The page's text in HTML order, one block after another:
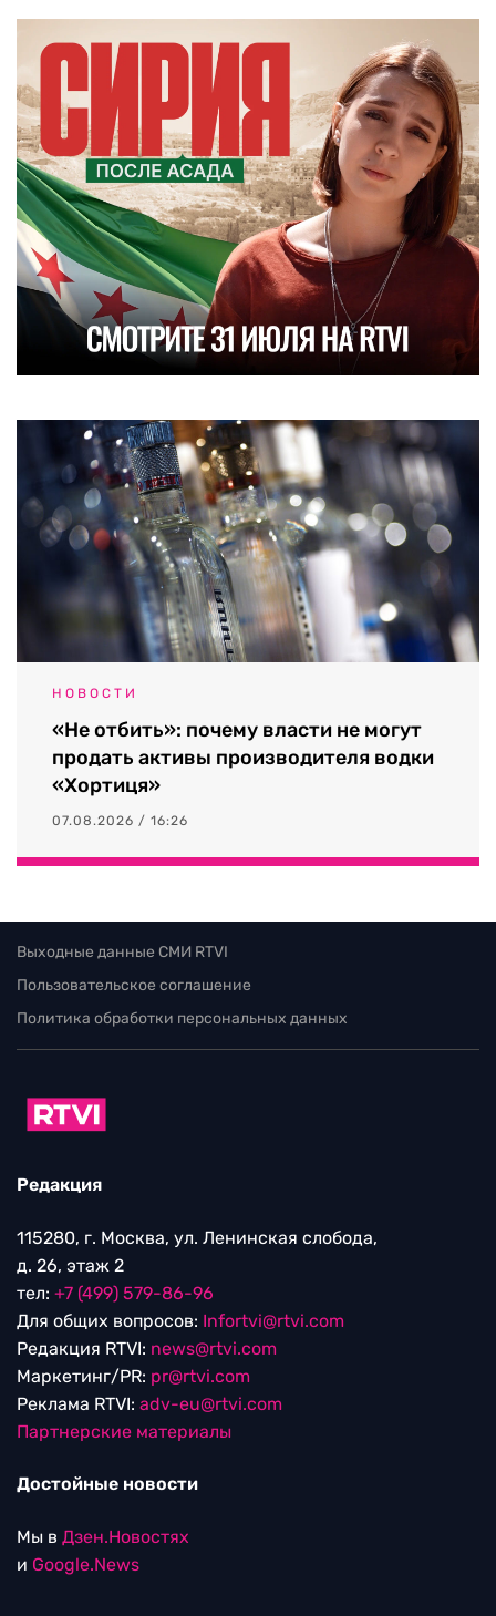
НОВОСТИ
«Не отбить»: почему власти не могут
продать активы производителя водки
«Хортиця»
07.08.2026 / 16:26
Выходные данные СМИ RTVI
Пользовательское соглашение
Политика обработки персональных данных
Редакция
115280, г. Москва, ул. Ленинская слобода,
д. 26, этаж 2
тел: +7 (499) 579-86-96
Для общих вопросов: Infortvi@rtvi.com
Редакция RTVI: news@rtvi.com
Маркетинг/PR: pr@rtvi.com
Реклама RTVI: adv-eu@rtvi.com
Партнерские материалы
Достойные новости
Мы в Дзен.Новостях
и Google.News